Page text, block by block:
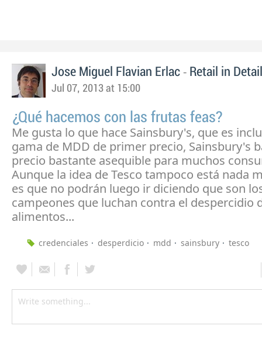
Jose Miguel Flavian Erlac - Retail in Detail
Jul 07, 2013 at 15:00
¿Qué hacemos con las frutas feas?
Me gusta lo que hace Sainsbury's, que es
gama de MDD de primer precio, Sainsbury's
precio bastante asequible para muchos
Aunque la idea de Tesco tampoco está nada
es que no podrán luego ir diciendo que son
campeones que luchan contra el despercidio
alimentos...
credenciales desperdicio mdd sainsbury tesco